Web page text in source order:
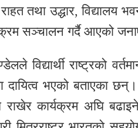
तथा उद्धार, विद्यालय
सञ्चालन गर्दै आएको
विद्यार्थी राष्ट्रको
दायित्व भएको बताएका
राखेर कार्यक्रम अघि